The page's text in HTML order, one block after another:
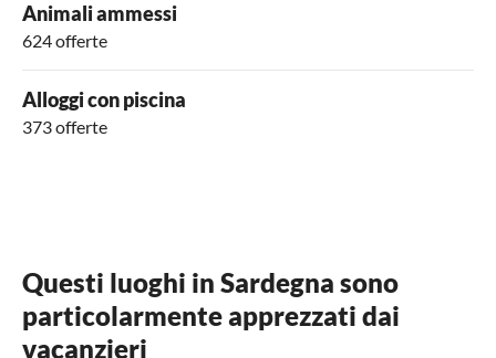
Animali ammessi
624 offerte
Alloggi con piscina
373 offerte
Questi luoghi in Sardegna sono
particolarmente apprezzati dai
vacanzieri